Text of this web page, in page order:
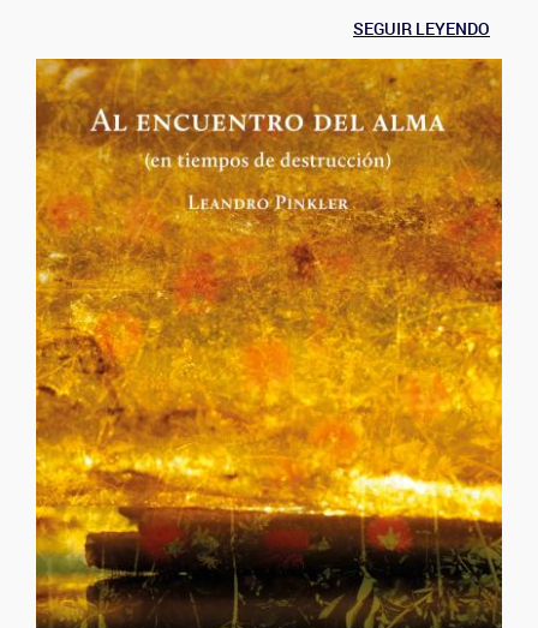
SEGUIR LEYENDO